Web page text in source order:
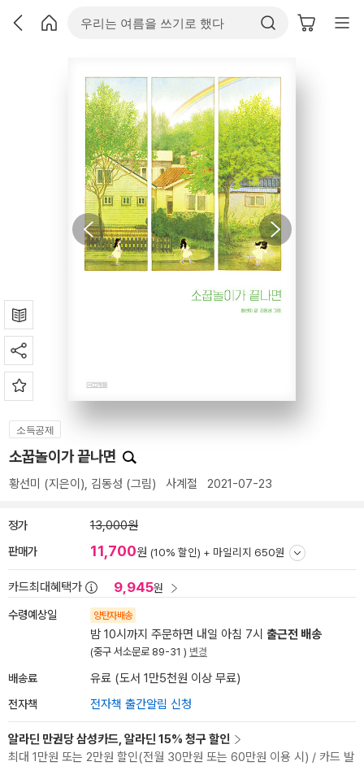
소득공제
소꿉놀이가 끝나면
황선미 (지은이), 김동성 (그림) 사계절 2021-07-23
정가 13,000원
판매가 11,700원 (10% 할인) + 마일리지 650원
카드최대혜택가 9,945원
수령예상일 양탄자배송
밤 10시까지 주문하면 내일 아침 7시 출근전 배송
(중구 서소문로 89-31 ) 변경
배송료 유료 (도서 1만5천원 이상 무료)
전자책 전자책 출간알림 신청
알라딘 만권당 삼성카드, 알라딘 15% 청구 할인
최대 1만원 또는 2만원 할인(전월 30만원 또는 60만원 이용 시) / 카드 발